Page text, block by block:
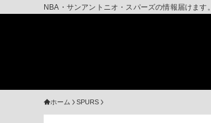
NBA・サンアントニオ・スパーズの情報届けます。
ホーム SPURS